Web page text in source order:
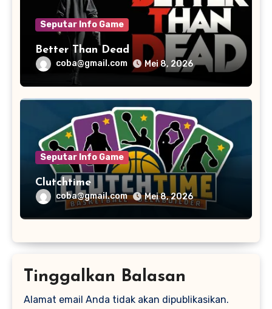
Seputar Info Game
Better Than Dead
coba@gmail.com Mei 8, 2026
Seputar Info Game
Clutchtime
coba@gmail.com Mei 8, 2026
Tinggalkan Balasan
Alamat email Anda tidak akan dipublikasikan.